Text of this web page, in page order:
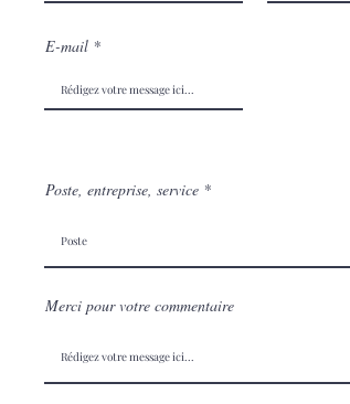
E-mail
Poste, entreprise, service
Merci pour votre commentaire